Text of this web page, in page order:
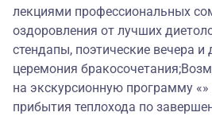
лекциями профессиональных
оздоровления от лучших
стендапы, поэтические вечера
церемония
на экскурсионную программу «»
прибытия теплохода по